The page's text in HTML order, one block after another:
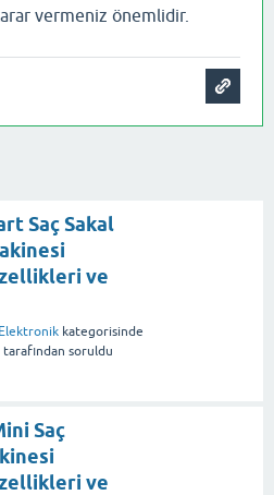
vermeniz önemlidir.
Saç Sakal
ve
Elektronik kategorisinde
tarafından soruldu
Saç
ve